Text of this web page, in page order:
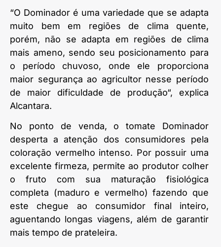
“O Dominador é uma variedade que se adapta
muito bem em regiões de clima quente,
porém, não se adapta em regiões de clima
mais ameno, sendo seu posicionamento para
o período chuvoso, onde ele proporciona
maior segurança ao agricultor nesse período
de maior dificuldade de produção“, explica
Alcantara.
No ponto de venda, o tomate Dominador
desperta a atenção dos consumidores pela
coloração vermelho intenso. Por possuir uma
excelente firmeza, permite ao produtor colher
o fruto com sua maturação fisiológica
completa (maduro e vermelho) fazendo que
este chegue ao consumidor final inteiro,
aguentando longas viagens, além de garantir
mais tempo de prateleira.